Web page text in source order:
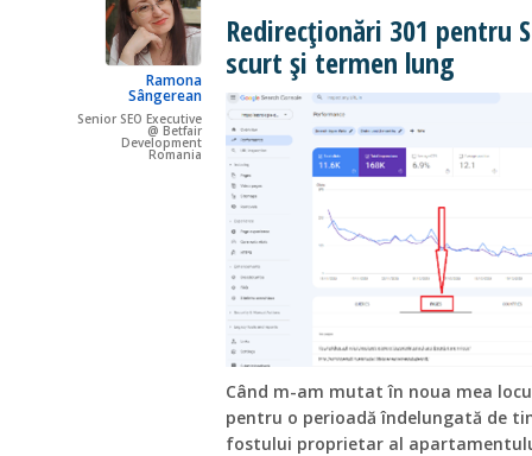
Ramona
Sângerean
Senior SEO Executive
@ Betfair
Development
Romania
Redirecționări 301 pentru
scurt și termen lung
Când m-am mutat în noua mea
pentru o perioadă îndelungată de
fostului proprietar al